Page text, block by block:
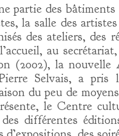
partie des
la salle des
des ateliers, des
au
(2002), la nouvelle
Selvais, a
du peu de
le Centre
différentes